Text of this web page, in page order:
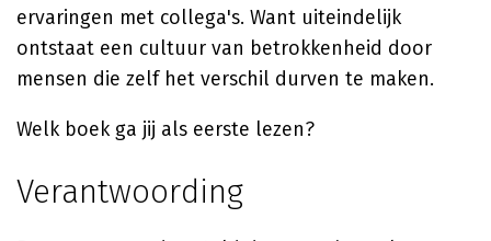
ervaringen met collega's. Want uiteindelijk
ontstaat een cultuur van betrokkenheid door
mensen die zelf het verschil durven te maken.
Welk boek ga jij als eerste lezen?
Verantwoording